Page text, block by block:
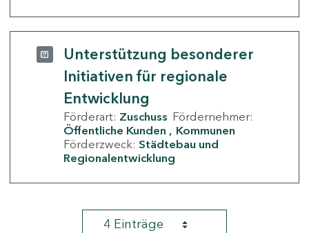
Unterstützung besonderer
Initiativen für regionale
Entwicklung
Förderart: Zuschuss Fördernehmer:
Öffentliche Kunden
Kommunen
Förderzweck: Städtebau und
Regionalentwicklung
4 Einträge